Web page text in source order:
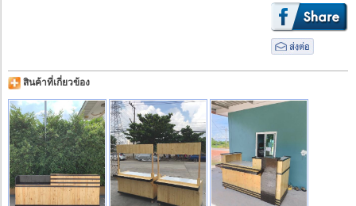
สินค้าที่เกี่ยวข้อง